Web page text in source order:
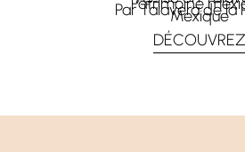
Par Talavera de la
Mexique
DÉCOUVREZ